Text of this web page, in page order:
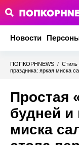
Новости
ПОПКОРНNEWS / Стиль
праздника: яркая миска
Простая
будней и
миска